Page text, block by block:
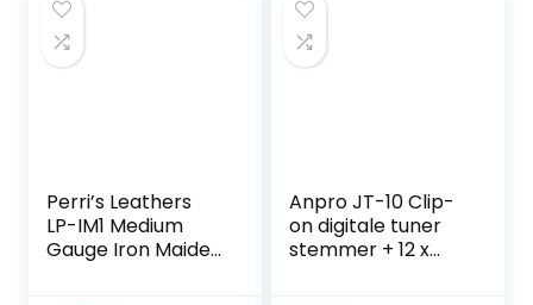
Perri’s Leathers
LP-IM1 Medium
Gauge Iron Maiden
Anpro JT-10 Clip-
on digitale tuner
stemmer + 12 x